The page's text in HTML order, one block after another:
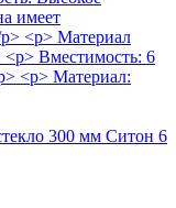
300 мм Ситон 6